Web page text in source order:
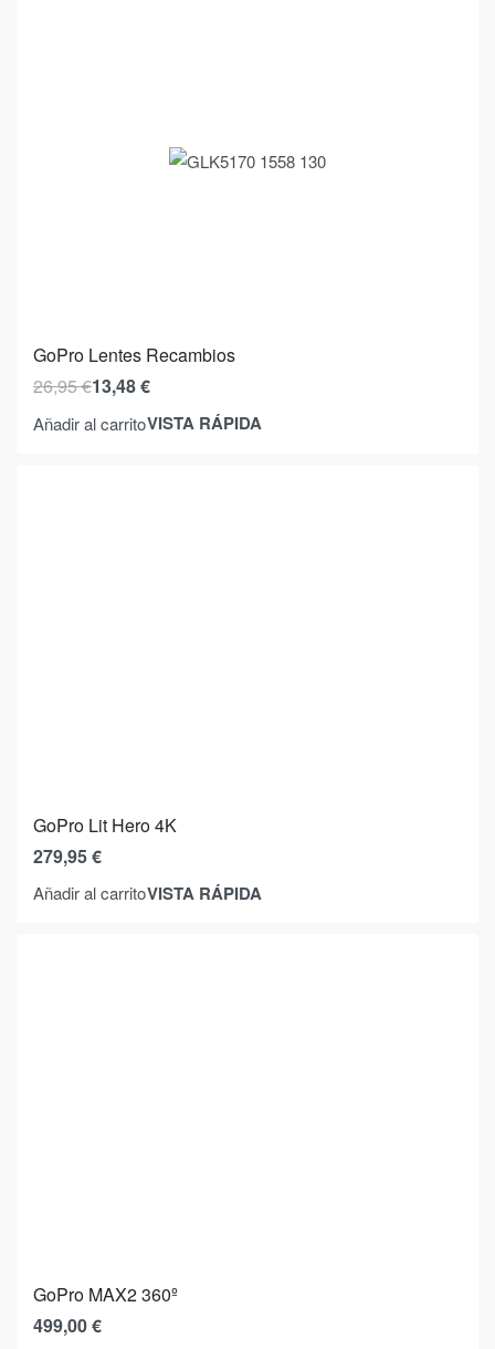
GoPro Lentes Recambios
26,95€13,48€
Añadir al carritoVISTA RÁPIDA
GoPro Lit Hero 4K
279,95€
Añadir al carritoVISTA RÁPIDA
GoPro MAX2 360º
499,00€